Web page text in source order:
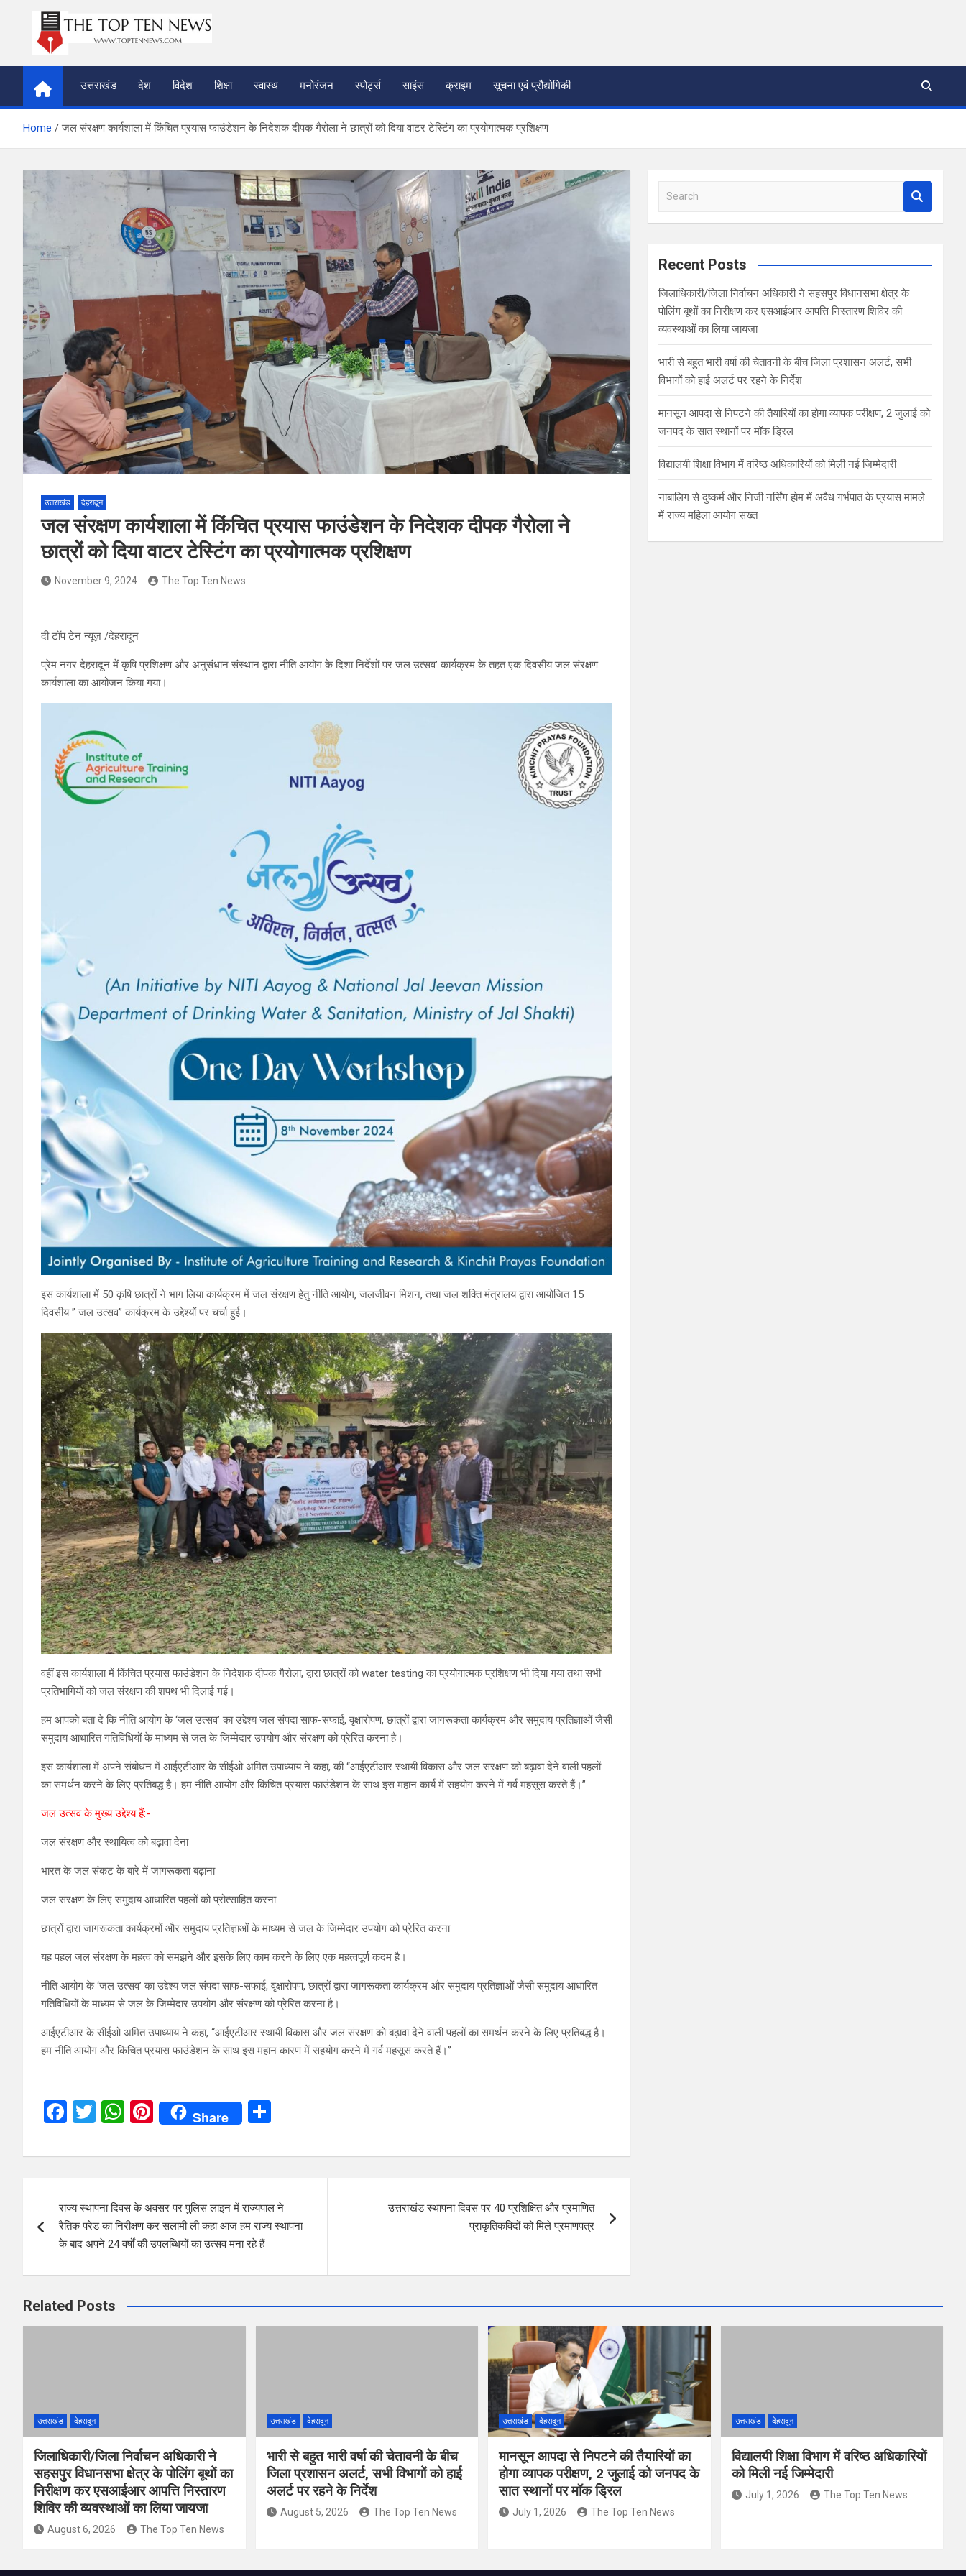
thetoptennews.com
उत्तराखंड
देश विदेश शिक्षा स्वास्थ मनोरंजन स्पोर्ट्स साइंस क्राइम सूचना एवं प्रौद्योगिकी
Home जल संरक्षण कार्यशाला में किंचित प्रयास फाउंडेशन के निदेशक दीपक गैरोला ने छात्रों को दिया वाटर टेस्टिंग का प्रयोगात्मक प्रशिक्षण
उत्तराखंड देहरादून
जल संरक्षण कार्यशाला में किंचित प्रयास फाउंडेशन के निदेशक दीपक गैरोला ने
छात्रों को दिया वाटर टेस्टिंग का प्रयोगात्मक प्रशिक्षण
November 9, 2024 The Top Ten News
दी टॉप टेन न्यूज़ /देहरादून
प्रेम नगर देहरादून में कृषि प्रशिक्षण और अनुसंधान संस्थान द्वारा नीति आयोग के दिशा निर्देशों पर जल उत्सव’ कार्यक्रम के तहत एक दिवसीय जल संरक्षण
कार्यशाला का आयोजन किया गया।
इस कार्यशाला में 50 कृषि छात्रों ने भाग लिया कार्यक्रम में जल संरक्षण हेतु नीति आयोग, जलजीवन मिशन, तथा जल शक्ति मंत्रालय द्वारा आयोजित 15
दिवसीय ” जल उत्सव” कार्यक्रम के उद्देश्यों पर चर्चा हुई।
वहीं इस कार्यशाला में किंचित प्रयास फाउंडेशन के निदेशक दीपक गैरोला, द्वारा छात्रों को water testing का प्रयोगात्मक प्रशिक्षण भी दिया गया तथा सभी
प्रतिभागियों को जल संरक्षण की शपथ भी दिलाई गई।
हम आपको बता दे कि नीति आयोग के ‘जल उत्सव’ का उद्देश्य जल संपदा साफ-सफाई, वृक्षारोपण, छात्रों द्वारा जागरूकता कार्यक्रम और समुदाय प्रतिज्ञाओं जैसी
समुदाय आधारित गतिविधियों के माध्यम से जल के जिम्मेदार उपयोग और संरक्षण को प्रेरित करना है।
इस कार्यशाला में अपने संबोधन में आईएटीआर के सीईओ अमित उपाध्याय ने कहा, की “आईएटीआर स्थायी विकास और जल संरक्षण को बढ़ावा देने वाली पहलों
का समर्थन करने के लिए प्रतिबद्ध है। हम नीति आयोग और किंचित प्रयास फाउंडेशन के साथ इस महान कार्य में सहयोग करने में गर्व महसूस करते हैं।”
जल उत्सव के मुख्य उद्देश्य हैं:-
जल संरक्षण और स्थायित्व को बढ़ावा देना
भारत के जल संकट के बारे में जागरूकता बढ़ाना
जल संरक्षण के लिए समुदाय आधारित पहलों को प्रोत्साहित करना
छात्रों द्वारा जागरूकता कार्यक्रमों और समुदाय प्रतिज्ञाओं के माध्यम से जल के जिम्मेदार उपयोग को प्रेरित करना
यह पहल जल संरक्षण के महत्व को समझने और इसके लिए काम करने के लिए एक महत्वपूर्ण कदम है।
नीति आयोग के ‘जल उत्सव’ का उद्देश्य जल संपदा साफ-सफाई, वृक्षारोपण, छात्रों द्वारा जागरूकता कार्यक्रम और समुदाय प्रतिज्ञाओं जैसी समुदाय आधारित
गतिविधियों के माध्यम से जल के जिम्मेदार उपयोग और संरक्षण को प्रेरित करना है।
आईएटीआर के सीईओ अमित उपाध्याय ने कहा, “आईएटीआर स्थायी विकास और जल संरक्षण को बढ़ावा देने वाली पहलों का समर्थन करने के लिए प्रतिबद्ध है।
हम नीति आयोग और किंचित प्रयास फाउंडेशन के साथ इस महान कारण में सहयोग करने में गर्व महसूस करते हैं।”
F
ce
o
o
k
T
tt
W
at
A
p
p
Pi
er
t
Share
ar
navigation
राज्य स्थापना दिवस के अवसर पर पुलिस लाइन में राज्यपाल ने
रैतिक परेड का निरीक्षण कर सलामी ली कहा आज हम राज्य स्थापना
के बाद अपने 24 वर्षों की उपलब्धियों का उत्सव मना रहे हैं
उत्तराखंड स्थापना दिवस पर 40 प्रशिक्षित और प्रमाणित
प्राकृतिकविदों को मिले प्रमाणपत्र
a
c
Recent Posts
जिलाधिकारी/जिला निर्वाचन अधिकारी ने सहसपुर विधानसभा क्षेत्र के
पोलिंग बूथों का निरीक्षण कर एसआईआर आपत्ति निस्तारण शिविर की
व्यवस्थाओं का लिया जायजा
भारी से बहुत भारी वर्षा की चेतावनी के बीच जिला प्रशासन अलर्ट, सभी
विभागों को हाई अलर्ट पर रहने के निर्देश
मानसून आपदा से निपटने की तैयारियों का होगा व्यापक परीक्षण, 2 जुलाई को
जनपद के सात स्थानों पर मॉक ड्रिल
विद्यालयी शिक्षा विभाग में वरिष्ठ अधिकारियों को मिली नई जिम्मेदारी
नाबालिग से दुष्कर्म और निजी नर्सिंग होम में अवैध गर्भपात के प्रयास मामले
में राज्य महिला आयोग सख्त
Related Posts
उत्तराखंड देहरादून
जिलाधिकारी/जिला निर्वाचन अधिकारी ने
सहसपुर विधानसभा क्षेत्र के पोलिंग बूथों का
निरीक्षण कर एसआईआर आपत्ति निस्तारण
शिविर की व्यवस्थाओं का लिया जायजा
August 6, 2026 The Top Ten News
उत्तराखंड देहरादून
भारी से बहुत भारी वर्षा की चेतावनी के बीच
जिला प्रशासन अलर्ट, सभी विभागों को हाई
अलर्ट पर रहने के निर्देश
August 5, 2026 The Top Ten News
उत्तराखंड देहरादून
मानसून आपदा से निपटने की तैयारियों का
होगा व्यापक परीक्षण, 2 जुलाई को जनपद के
सात स्थानों पर मॉक ड्रिल
July 1, 2026 The Top Ten News
उत्तराखंड देहरादून
विद्यालयी शिक्षा विभाग में वरिष्ठ अधिकारियों
को मिली नई जिम्मेदारी
July 1, 2026 The Top Ten News